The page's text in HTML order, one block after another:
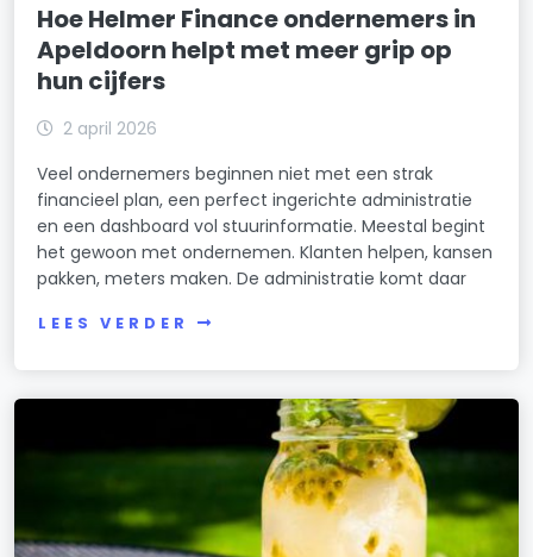
Hoe Helmer Finance ondernemers in
Apeldoorn helpt met meer grip op
hun cijfers
2 april 2026
Veel ondernemers beginnen niet met een strak
financieel plan, een perfect ingerichte administratie
en een dashboard vol stuurinformatie. Meestal begint
het gewoon met ondernemen. Klanten helpen, kansen
pakken, meters maken. De administratie komt daar
LEES VERDER